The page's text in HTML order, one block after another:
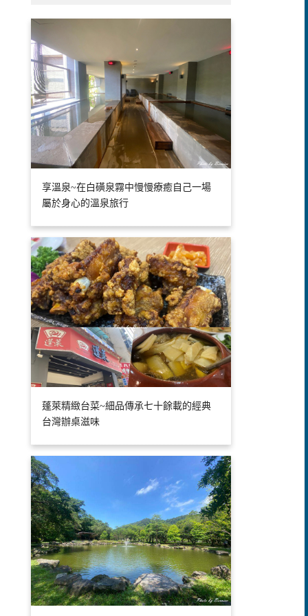
享溫泉~在白磺泉霧中慢慢療癒自己一場
屬於身心的溫泉旅行
蓬萊精緻台菜~細品傳承七十餘載的經典
台灣辦桌滋味